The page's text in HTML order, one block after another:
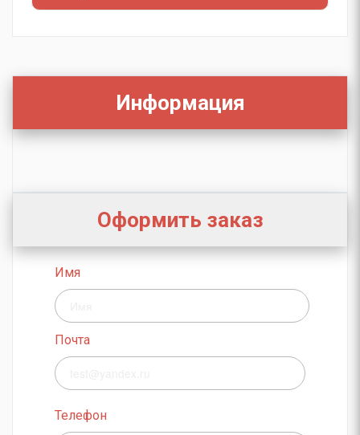
Информация
Оформить заказ
Имя
Почта
Телефон